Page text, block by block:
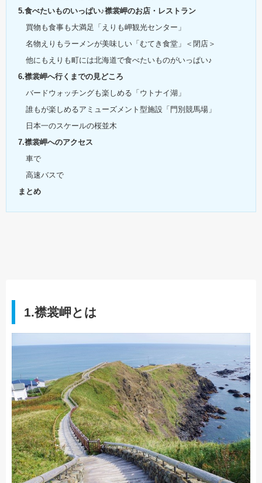
5.食べたいものいっぱい♪襟裳岬のお店・レストラン
買物も食事も大満足「えりも岬観光センター」
名物えりもラーメンが美味しい「むてき食堂」＜閉店＞
他にもえりも町には北海道で食べたいものがいっぱい♪
6.襟裳岬へ行くまでの見どころ
バードウォッチングも楽しめる「ウトナイ湖」
誰もが楽しめるアミューズメント型施設「門別競馬場」
日本一のスケールの桜並木
7.襟裳岬へのアクセス
車で
高速バスで
まとめ
1.襟裳岬とは